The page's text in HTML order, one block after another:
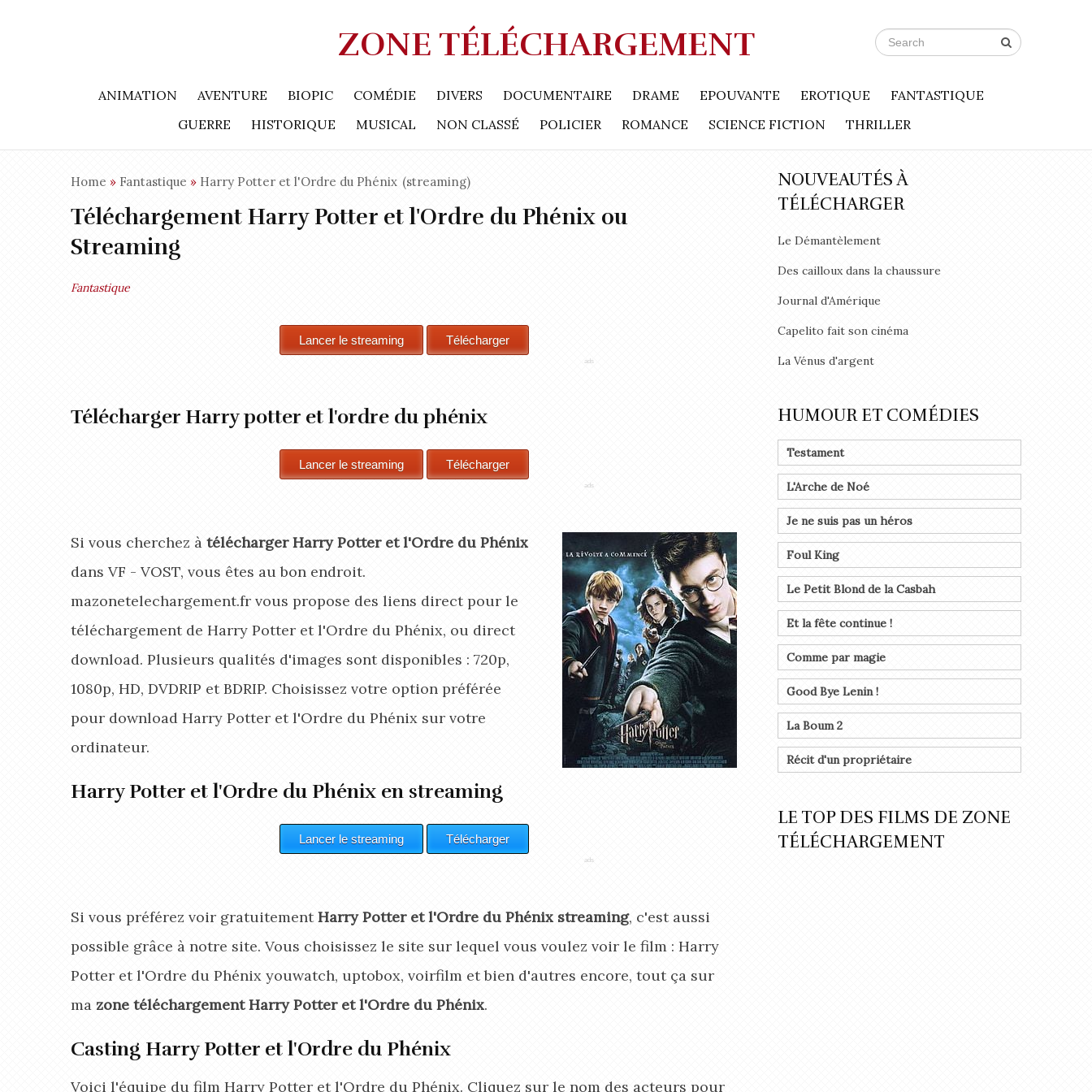
ZONE TÉLÉCHARGEMENT
ANIMATION AVENTURE BIOPIC COMÉDIE DIVERS DOCUMENTAIRE DRAME EPOUVANTE EROTIQUE
FANTASTIQUE
GUERRE
HISTORIQUE MUSICAL NON CLASSÉ POLICIER ROMANCE SCIENCE FICTION THRILLER
Home » Fantastique » Harry Potter et l'Ordre du Phénix (streaming)
Téléchargement Harry Potter et l'Ordre du Phénix ou
Streaming
Fantastique
Télécharger Harry potter et l'ordre du phénix
Si vous cherchez à télécharger Harry Potter et l'Ordre du Phénix
dans VF - VOST, vous êtes au bon endroit.
mazonetelechargement.fr vous propose des liens direct pour le
téléchargement de Harry Potter et l'Ordre du Phénix, ou direct
download. Plusieurs qualités d'images sont disponibles : 720p,
1080p, HD, DVDRIP et BDRIP. Choisissez votre option préférée
pour download Harry Potter et l'Ordre du Phénix sur votre
ordinateur.
Harry Potter et l'Ordre du Phénix en streaming
Si vous préférez voir gratuitementHarry Potter et l'Ordre du Phénix streaming, c'est aussi
possible grâce à notre site. Vous choisissez le site sur lequel vous voulez voir le film : Harry
Potter et l'Ordre du Phénix youwatch, uptobox, voirfilm et bien d'autres encore, tout ça sur
ma zone téléchargement Harry Potter et l'Ordre du Phénix.
Casting Harry Potter et l'Ordre du Phénix
Voici l'équipe du film Harry Potter et l'Ordre du Phénix. Cliquez sur le nom des acteurs pour
NOUVEAUTÉS À
TÉLÉCHARGER
Le Démantèlement
Des cailloux dans la chaussure
Journal d'Amérique
Capelito fait son cinéma
La Vénus d'argent
HUMOUR ET COMÉDIES
Testament
L'Arche de Noé
Je ne suis pas un héros
Foul King
Le Petit Blond de la Casbah
Et la fête continue !
Comme par magie
Good Bye Lenin !
La Boum 2
Récit d'un propriétaire
LE TOP DES FILMS DE ZONE
TÉLÉCHARGEMENT